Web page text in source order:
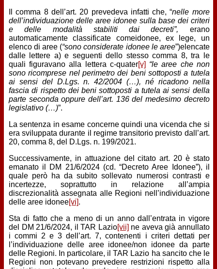
Il comma 8 dell’art. 20 prevedeva infatti che, “nelle more
dell’individuazione delle aree idonee sulla base dei criteri
e delle modalità stabiliti dai decreti”, erano
automaticamente classificate comeidonee, ex lege, un
elenco di aree (“sono considerate idonee le aree”)elencate
dalle lettere a) e seguenti dello stesso comma 8, tra le
quali figuravano alla lettera c-quater[v] “le aree che non
sono ricomprese nel perimetro dei beni sottoposti a tutela
ai sensi del D.Lgs. n. 42/2004 (…), né ricadono nella
fascia di rispetto dei beni sottoposti a tutela ai sensi della
parte seconda oppure dell’art. 136 del medesimo decreto
legislativo (…)”.
La sentenza in esame concerne quindi una vicenda che si
era sviluppata durante il regime transitorio previsto dall’art.
20, comma 8, del D.Lgs. n. 199/2021.
Successivamente, in attuazione del citato art. 20 è stato
emanato il DM 21/6/2024 (cd. “Decreto Aree Idonee”), il
quale però ha da subito sollevato numerosi contrasti e
incertezze, soprattutto in relazione all’ampia
discrezionalità assegnata alle Regioni nell’individuazione
delle aree idonee[vi].
Sta di fatto che a meno di un anno dall’entrata in vigore
del DM 21/6/2024, il TAR Lazio[vii] ne aveva già annullato
i commi 2 e 3 dell’art. 7, contenenti i criteri dettati per
l’individuazione delle aree idonee/non idonee da parte
delle Regioni. In particolare, il TAR Lazio ha sancito che le
Regioni non potevano prevedere restrizioni rispetto alla